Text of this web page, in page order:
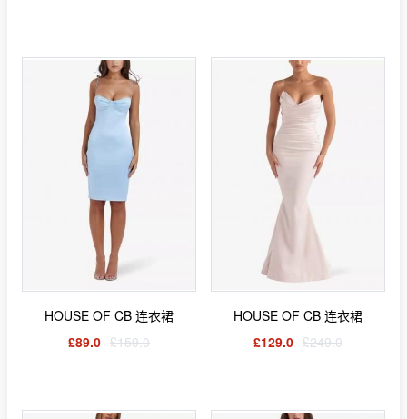
HOUSE OF CB 连衣裙
£89.0 £159.0
HOUSE OF CB 连衣裙
£129.0 £249.0